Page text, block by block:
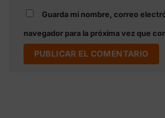
Guarda mi nombre, correo
navegador para la próxima vez que